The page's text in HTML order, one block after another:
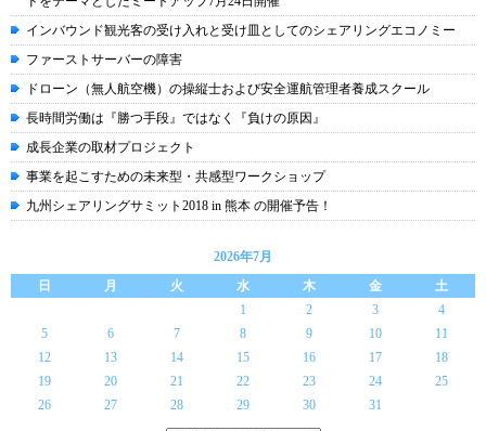
インバウンド観光客の受け入れと受け皿としてのシェアリングエコノミー
ファーストサーバーの障害
ドローン（無人航空機）の操縦士および安全運航管理者養成スクール
長時間労働は『勝つ手段』ではなく『負けの原因』
成長企業の取材プロジェクト
事業を起こすための未来型・共感型ワークショップ
九州シェアリングサミット2018 in 熊本 の開催予告！
2026年7月
日
月 火 水 木 金
土
1
2 3
4
5
6 7 8 9 10
11
12
13 14 15 16 17
18
19
20 21 22 23 24
25
26
27 28 29 30 31